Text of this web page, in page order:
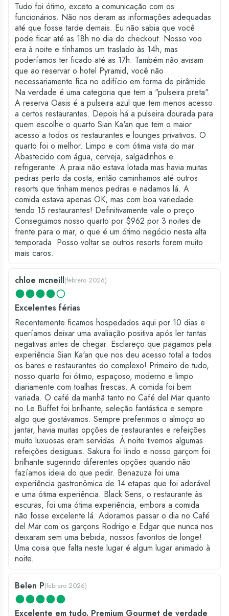
Tudo foi ótimo, exceto a comunicação com os
funcionários. Não nos deram as informações adequadas
até que fosse tarde demais. Eu não sabia que você
pode ficar até as 18h no dia do checkout. Nosso voo
era à noite e tínhamos um traslado às 14h, mas
poderíamos ter ficado até as 17h. Também não avisam
que ao reservar o hotel Pyramid, você não
necessariamente fica no edifício em forma de pirâmide.
Na verdade é uma categoria que tem a "pulseira preta".
A reserva Oasis é a pulseira azul que tem menos acesso
a certos restaurantes. Depois há a pulseira dourada para
quem escolhe o quarto Sian Ka'an que tem o maior
acesso a todos os restaurantes e lounges privativos. O
quarto foi o melhor. Limpo e com ótima vista do mar.
Abastecido com água, cerveja, salgadinhos e
refrigerante. A praia não estava lotada mas havia muitas
pedras perto da costa, então caminhamos até outros
resorts que tinham menos pedras e nadamos lá. A
comida estava apenas OK, mas com boa variedade
tendo 15 restaurantes! Definitivamente vale o preço.
Conseguimos nosso quarto por $962 por 3 noites de
frente para o mar, o que é um ótimo negócio nesta alta
temporada. Posso voltar se outros resorts forem muito
mais caros.
chloe mcneill(febrero 2026)
Excelentes férias
Recentemente ficamos hospedados aqui por 10 dias e
queríamos deixar uma avaliação positiva após ler tantas
negativas antes de chegar. Esclareço que pagamos pela
experiência Sian Ka'an que nos deu acesso total a todos
os bares e restaurantes do complexo! Primeiro de tudo,
nosso quarto foi ótimo, espaçoso, moderno e limpo
diariamente com toalhas frescas. A comida foi bem
variada. O café da manhã tanto no Café del Mar quanto
no Le Buffet foi brilhante, seleção fantástica e sempre
algo que gostávamos. Sempre preferimos o almoço ao
jantar, havia muitas opções de restaurantes e refeições
muito luxuosas eram servidas. À noite tivemos algumas
refeições desiguais. Sakura foi lindo e nosso garçom foi
brilhante sugerindo diferentes opções quando não
fazíamos ideia do que pedir. Benazuza foi uma
experiência gastronômica de 14 etapas que foi adorável
e uma ótima experiência. Black Sens, o restaurante às
escuras, foi uma ótima experiência, embora a comida
não fosse excelente lá. Adoramos passar o dia no Café
del Mar com os garçons Rodrigo e Edgar que nunca nos
deixaram sem uma bebida, nossos favoritos de longe!
Uma coisa que falta neste lugar é algum lugar animado à
noite.
Belen P(febrero 2026)
Excelente em tudo. Premium Gourmet de verdade